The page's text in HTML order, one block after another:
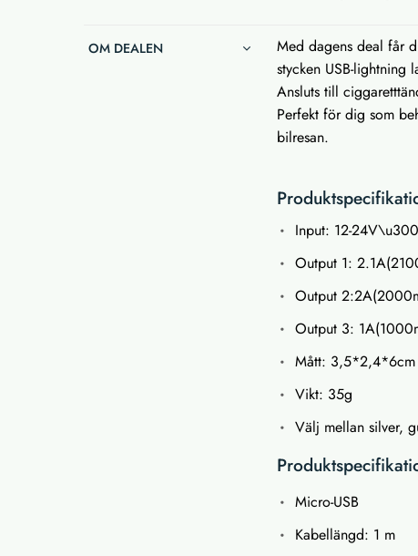
OM DEALEN
Med dagens deal får
stycken USB-lightning
Ansluts till
Perfekt för dig som
bilresan.
Input: 12-
Output 1:
Output
Output 3:
Mått: 3,5*2,4*6cm
Vikt: 35g
Välj mellan silver,
Micro-USB
Kabellängd: 1 m